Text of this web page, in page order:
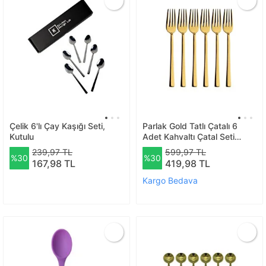
Çelik 6'lı Çay Kaşığı Seti,
Kutulu
%30
239,97 TL
167,98 TL
Parlak Gold Tatlı Çatalı 6
Adet Kahvaltı Çatal Seti
Kutulu Set Paslanmaz Çelik
%30
599,97 TL
419,98 TL
Kargo Bedava